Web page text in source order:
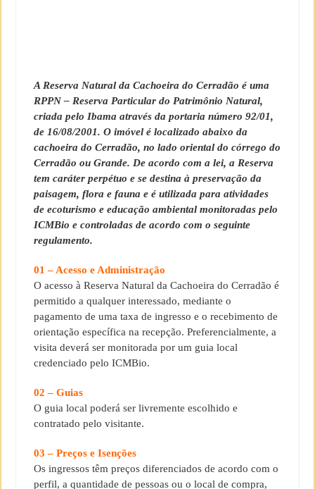
A Reserva Natural da Cachoeira do Cerradão é uma
RPPN – Reserva Particular do Patrimônio Natural,
criada pelo Ibama através da portaria número 92/01,
de 16/08/2001. O imóvel é localizado abaixo da
cachoeira do Cerradão, no lado oriental do córrego do
Cerradão ou Grande. De acordo com a lei, a Reserva
tem caráter perpétuo e se destina à preservação da
paisagem, flora e fauna e é utilizada para atividades
de ecoturismo e educação ambiental monitoradas pelo
ICMBio e controladas de acordo com o seguinte
regulamento.
01 – Acesso e Administração
O acesso à Reserva Natural da Cachoeira do Cerradão é
permitido a qualquer interessado, mediante o
pagamento de uma taxa de ingresso e o recebimento de
orientação específica na recepção. Preferencialmente, a
visita deverá ser monitorada por um guia local
credenciado pelo ICMBio.
02 – Guias
O guia local poderá ser livremente escolhido e
contratado pelo visitante.
03 – Preços e Isenções
Os ingressos têm preços diferenciados de acordo com o
perfil, a quantidade de pessoas ou o local de compra,